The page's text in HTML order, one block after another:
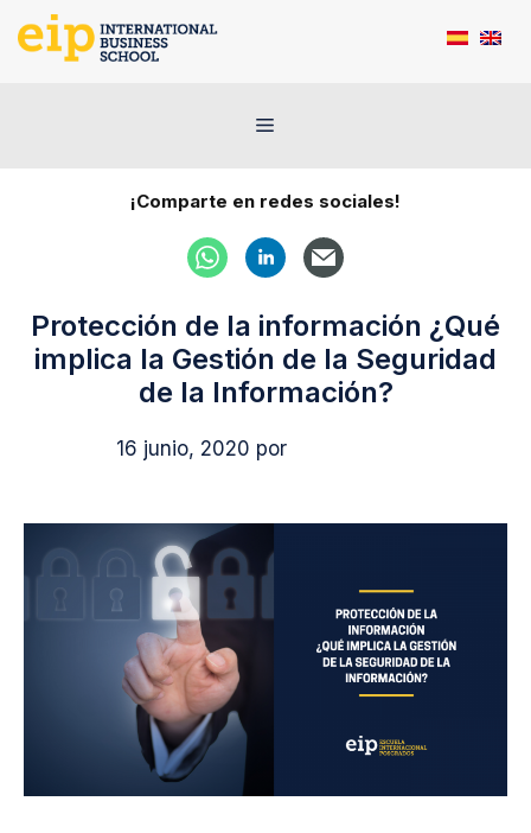
Saltar
Menú
¡Comparte en redes sociales!
Protección de la información ¿Qué
implica la Gestión de la Seguridad
de la Información?
16 junio, 2020 por